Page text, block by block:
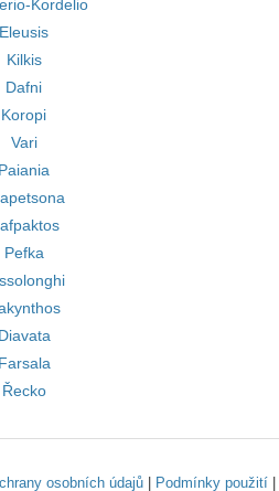
Kordelio
Eleusis
Kilkis
Dafni
Koropi
Vari
Paiania
Pefka
Diavata
Farsala
Řecko
osobních údajů| Podmínky použití|